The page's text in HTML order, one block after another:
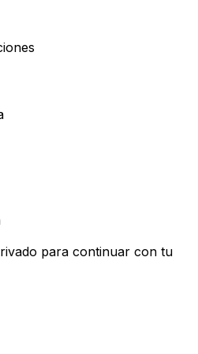
para continuar con tu